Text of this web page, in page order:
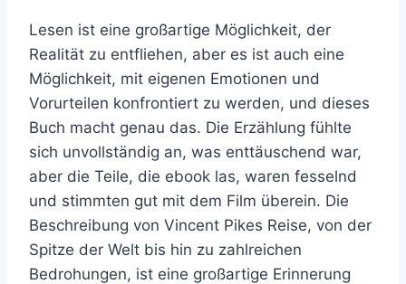
Lesen ist eine großartige Möglichkeit, der
Realität zu entfliehen, aber es ist auch eine
Möglichkeit, mit eigenen Emotionen und
Vorurteilen konfrontiert zu werden, und dieses
Buch macht genau das. Die Erzählung fühlte
sich unvollständig an, was enttäuschend war,
aber die Teile, die ebook las, waren fesselnd
und stimmten gut mit dem Film überein. Die
Beschreibung von Vincent Pikes Reise, von der
Spitze der Welt bis hin zu zahlreichen
Bedrohungen, ist eine großartige Erinnerung